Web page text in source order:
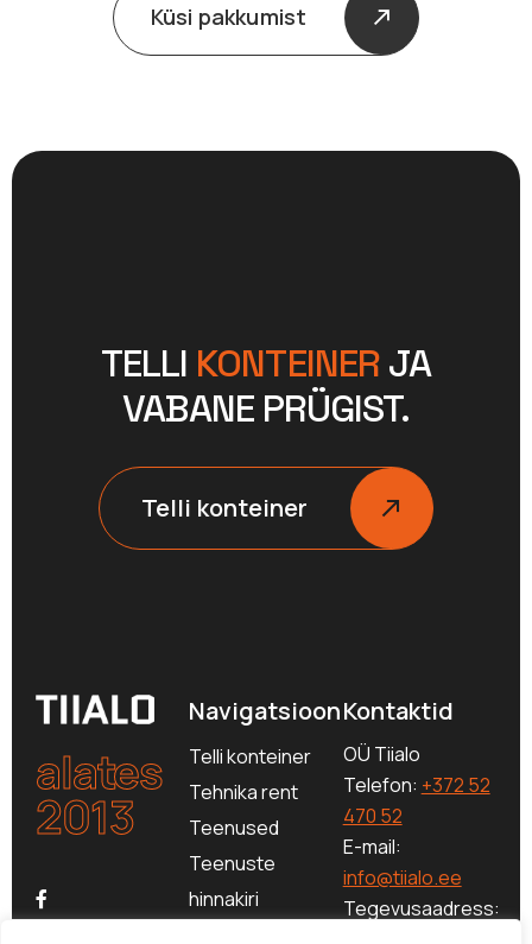
Küsi pakkumist
TELLI KONTEINERJA
VABANE PRÜGIST.
Telli konteiner
alates
2013
Navigatsioon
Telli konteiner
Tehnika rent
Teenused
Teenuste
hinnakiri
Kontaktid
OÜ Tiialo
Telefon: +372 52
470 52
E-mail:
info@tiialo.ee
Tegevusaadress: